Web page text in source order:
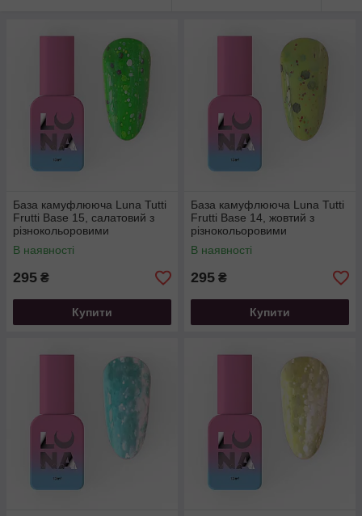
База камуфлююча Luna Tutti
Frutti Base 15, салатовий з
різнокольоровими
вкрапленнями, 13 мл
В наявності
295 ₴
Купити
База камуфлююча Luna Tutti
Frutti Base 14, жовтий з
різнокольоровими
вкрапленнями, 13 мл
В наявності
295 ₴
Купити